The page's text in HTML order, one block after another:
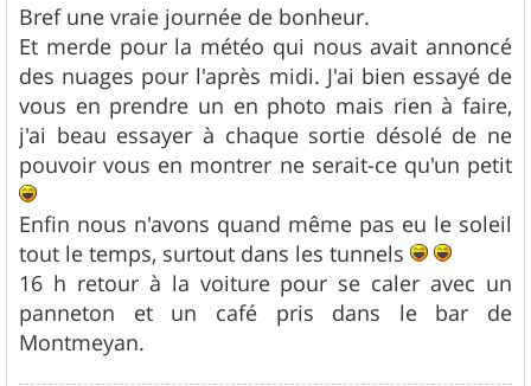
Bref une vraie journée de bonheur.
Et merde pour la météo qui nous avait annoncé
des nuages pour l'après midi. J'ai bien essayé de
vous en prendre un en photo mais rien à faire,
j'ai beau essayer à chaque sortie désolé de ne
pouvoir vous en montrer ne serait-ce qu'un petit
Enfin nous n'avons quand même pas eu le soleil
tout le temps, surtout dans les tunnels
16 h retour à la voiture pour se caler avec un
panneton et un café pris dans le bar de
Montmeyan.